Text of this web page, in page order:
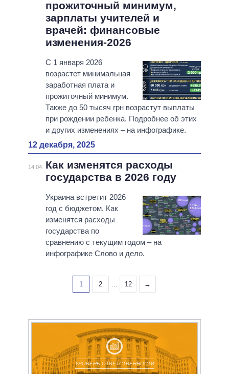
прожиточный минимум,
зарплаты учителей и
врачей: финансовые
изменения-2026
С 1 января 2026
возрастет минимальная
заработная плата и
прожиточный минимум.
Также до 50 тысяч грн возрастут выплаты
при рождении ребенка. Подробнее об этих
и других изменениях – на инфографике.
12 декабря, 2025
14:04
Как изменятся расходы
государства в 2026 году
Украина встретит 2026
год с бюджетом. Как
изменятся расходы
государства по
сравнению с текущим годом – на
инфографике Слово и дело.
1 2 ... 12 →
УРОВЕНЬ ОТВЕТСТВЕННОСТИ